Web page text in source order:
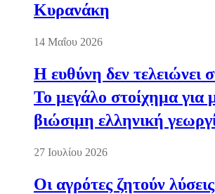
Κυρανάκη
14 Μαΐου 2026
Η ευθύνη δεν τελειώνει
Το μεγάλο στοίχημα για
βιώσιμη ελληνική
27 Ιουλίου 2026
Οι αγρότες ζητούν